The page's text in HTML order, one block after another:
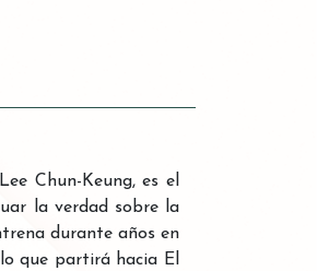
Chun-Keung, es el
la verdad sobre la
durante años en
que partirá hacia El